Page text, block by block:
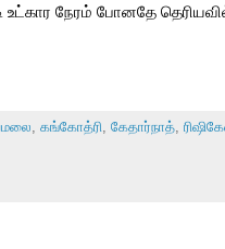
நேரம் போனதே
, கங்கோத்ரி, கேதார்நாத்,